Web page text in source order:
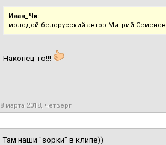
Иван_Чк:
молодой белорусский автор Митрий
Наконец-то!!!
8 марта 2018, четверг
Там наши "зорки" в клипе))